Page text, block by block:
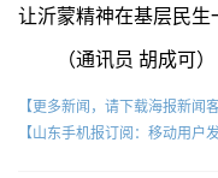
让沂蒙精神在基层民生
（通讯员 胡成可）
【更多新闻，请下载海报新闻
【山东手机报订阅：移动用户